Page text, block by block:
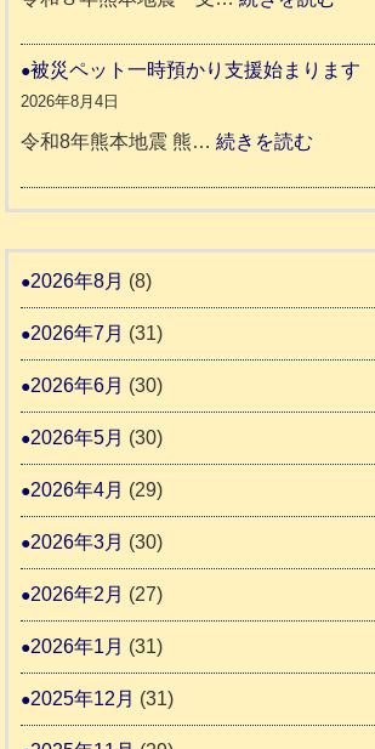
市
氷
城
市
市
ッ
さ
ト
人
記
4
和
被災ペット一時預かり支援始まります
2026年8月4日
令和8年熊本地震 熊…続きを読む
災
ト
預
支
ま
2026年8月 (8)
2026年7月 (31)
2026年6月 (30)
2026年5月 (30)
2026年4月 (29)
2026年3月 (30)
2026年2月 (27)
2026年1月 (31)
2025年12月 (31)